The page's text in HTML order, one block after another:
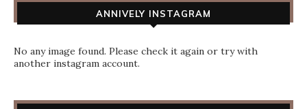
ANNIVELY INSTAGRAM
No any image found. Please check it again or try with
another instagram account.